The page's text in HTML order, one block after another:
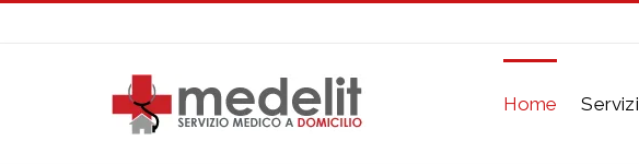
Home Servizi